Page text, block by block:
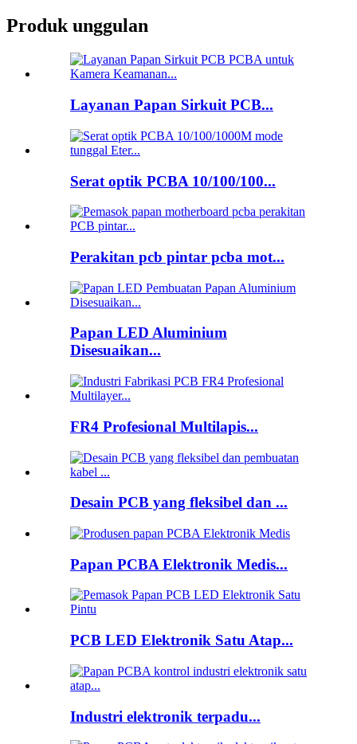
Produk unggulan
Layanan Papan Sirkuit PCB...
Serat optik PCBA 10/100/100...
Perakitan pcb pintar pcba mot...
Papan LED Aluminium
Disesuaikan...
FR4 Profesional Multilapis...
Desain PCB yang fleksibel dan ...
Papan PCBA Elektronik Medis...
PCB LED Elektronik Satu Atap...
Industri elektronik terpadu...